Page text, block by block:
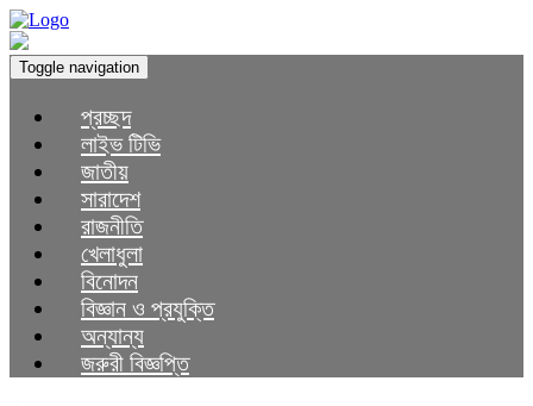
Toggle navigation
প্রচ্ছদ
লাইভ টিভি
জাতীয়
সারাদেশ
রাজনীতি
খেলাধুলা
বিনোদন
বিজ্ঞান ও প্রযুক্তি
অন্যান্য
জরুরী বিজ্ঞপ্তি